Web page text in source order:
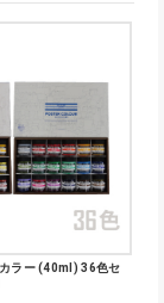
ラー (40ml) 36色セ